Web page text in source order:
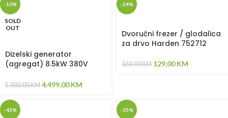
-10%
SOLD
OUT
Dizelski generator
(agregat) 8.5kW 380V
5.000,00KM 4.499,00KM
-24%
Dvoručni frezer / glodalica
za drvo Harden 752712
169,00KM 129,00KM
-43% -35%